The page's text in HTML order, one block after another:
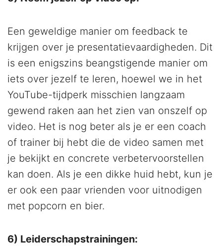
Een geweldige manier om feedback te
krijgen over je presentatievaardigheden. Dit
is een enigszins beangstigende manier om
iets over jezelf te leren, hoewel we in het
YouTube-tijdperk misschien langzaam
gewend raken aan het zien van onszelf op
video. Het is nog beter als je er een coach
of trainer bij hebt die de video samen met
je bekijkt en concrete verbetervoorstellen
kan doen. Als je een dikke huid hebt, kun je
er ook een paar vrienden voor uitnodigen
met popcorn en bier.
6) Leiderschapstrainingen: